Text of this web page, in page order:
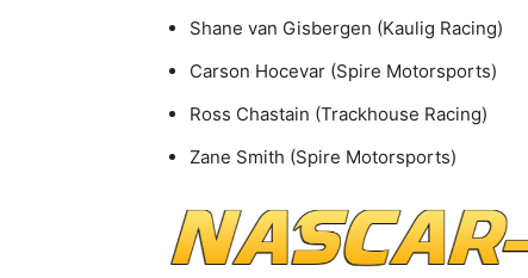
Shane van Gisbergen (Kaulig Racing)
Carson Hocevar (Spire Motorsports)
Ross Chastain (Trackhouse Racing)
Zane Smith (Spire Motorsports)